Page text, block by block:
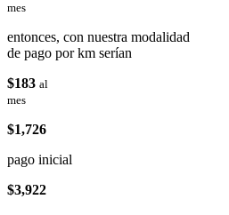
mes
entonces, con nuestra modalidad
de pago por km serían
$183 al
mes
$1,726
pago inicial
$3,922